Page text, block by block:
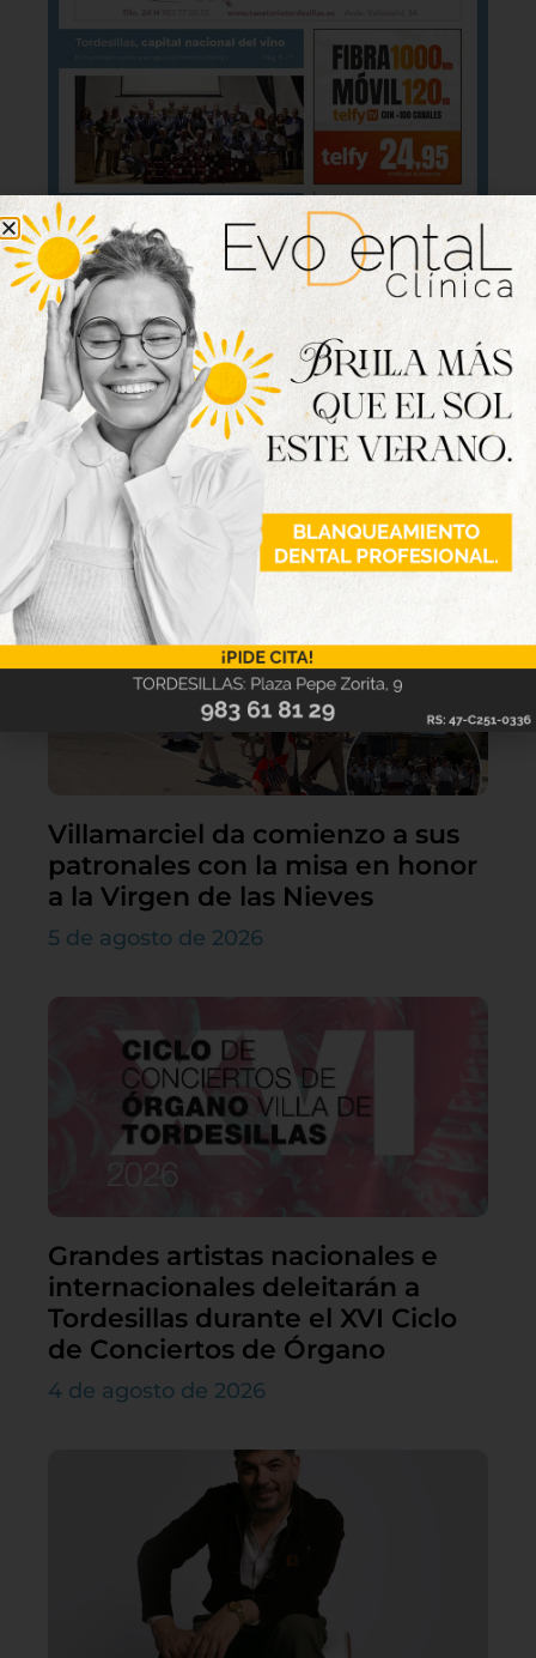
Lo último
Villamarciel da comienzo a sus
patronales con la misa en honor
a la Virgen de las Nieves
5 de agosto de 2026
Grandes artistas nacionales e
internacionales deleitarán a
Tordesillas durante el XVI Ciclo
de Conciertos de Órgano
4 de agosto de 2026